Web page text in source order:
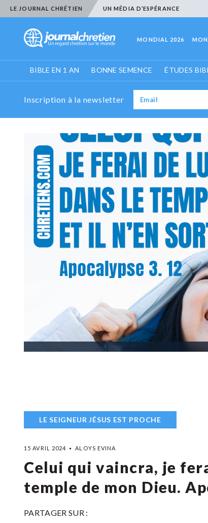
LE JOURNAL CHRÉTIEN UN MÉDIA D’ESPÉRANCE
MONDIAL 2026
BIBLE EN 1 AN BONNE SEMENCE ÉTUDES
Inscription à la newsletter
LE SEIGNEUR JÉSUS EST PROCHE
15 AVRIL 2024 ALOYS EVINA
Celui qui vaincra, je
temple de mon Dieu.
PARTAGER SUR :